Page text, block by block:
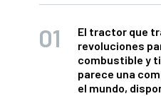
El tractor que
revoluciones
combustible y
parece una
el mundo,